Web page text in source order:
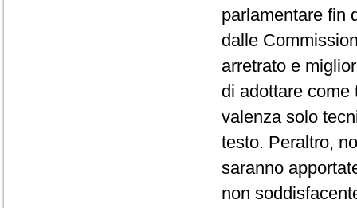
parlamentare fin
dalle
arretrato e
di adottare
valenza solo
testo. Peraltro,
saranno
non